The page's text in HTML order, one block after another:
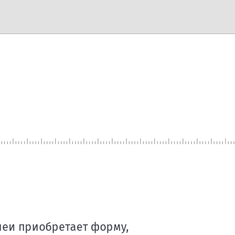
приобретает форму,